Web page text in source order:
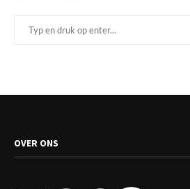
OVER ONS